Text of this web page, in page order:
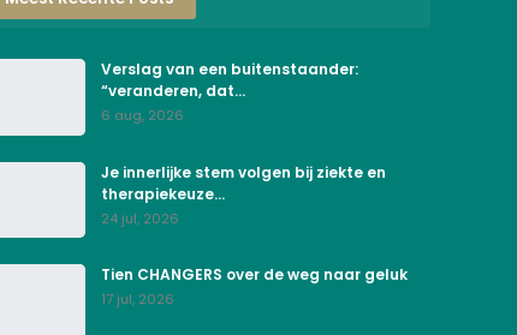
Verslag van een buitenstaander:
“veranderen, dat…
6 aug, 2026
Je innerlijke stem volgen bij ziekte en
therapiekeuze…
24 jul, 2026
Tien CHANGERS over de weg naar geluk
17 jul, 2026